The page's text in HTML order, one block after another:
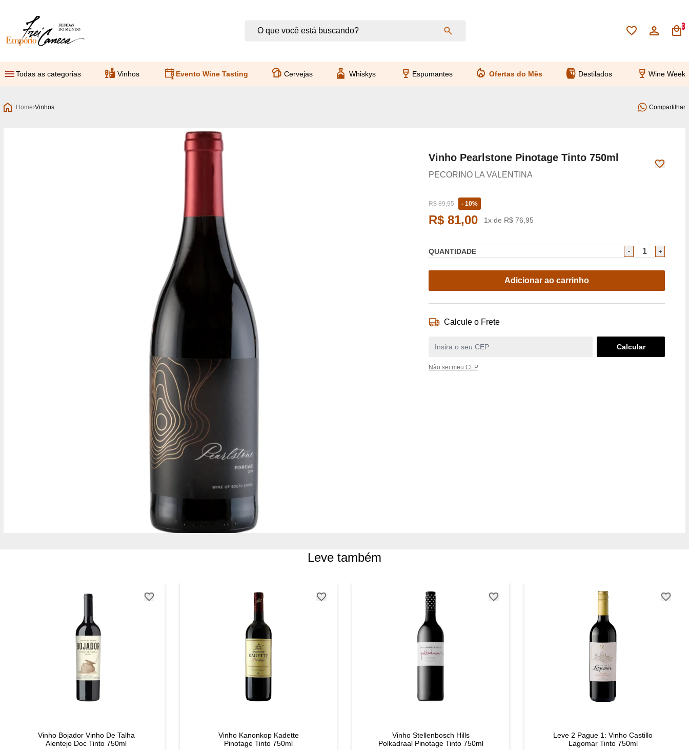
0
Todas as categorias Vinhos Evento Wine Tasting Cervejas Whiskys Espumantes Ofertas do Mês Destilados Wine Week
Home Vinhos Compartilhar
Vinho Pearlstone Pinotage Tinto 750ml
PECORINO LA VALENTINA
R$ 89,95 - 10%
R$ 81,00 1x de R$ 76,95
QUANTIDADE
Adicionar ao carrinho
Calcule o Frete
Não sei meu CEP
Leve também
Vinho Bojador Vinho De Talha
Alentejo Doc Tinto 750ml
Vinho Kanonkop Kadette
Pinotage Tinto 750ml
Vinho Stellenbosch Hills
Polkadraal Pinotage Tinto 750ml
Leve 2 Pague 1: Vinho Castillo
Lagomar Tinto 750ml